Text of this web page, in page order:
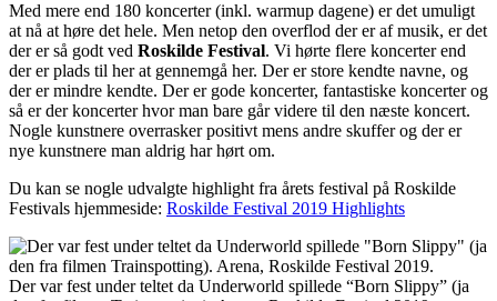
Med mere end 180 koncerter (inkl. warmup dagene) er det umuligt
at nå at høre det hele. Men netop den overflod der er af musik, er det
der er så godt ved Roskilde Festival. Vi hørte flere koncerter end
der er plads til her at gennemgå her. Der er store kendte navne, og
der er mindre kendte. Der er gode koncerter, fantastiske koncerter og
så er der koncerter hvor man bare går videre til den næste koncert.
Nogle kunstnere overrasker positivt mens andre skuffer og der er
nye kunstnere man aldrig har hørt om.
Du kan se nogle udvalgte highlight fra årets festival på Roskilde
Festivals hjemmeside: Roskilde Festival 2019 Highlights
Der var fest under teltet da Underworld spillede “Born Slippy” (ja